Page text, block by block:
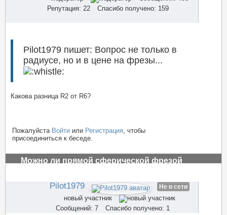
Репутация: 22
Спасибо получено: 159
Pilot1979 пишет: Вопрос не только в
радиусе, но и в цене на фрезы...
Какова разница R2 от R6?
Пожалуйста Войти или Регистрация , чтобы
присоединиться к беседе.
Можно ли прямой сферической фрезой
Pilot1979 Не в сети
новый участник
Сообщений: 7
Спасибо получено: 1